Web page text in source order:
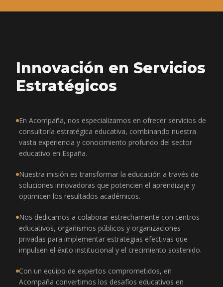
Innovación en Servicios
Estratégicos
En Acompaña, nos especializamos en ofrecer servicios de
consultoría estratégica educativa, combinando nuestra
vasta experiencia y conocimiento profundo del sector
educativo en España.
Nuestra misión es transformar la educación a través de
soluciones innovadoras que potencien el aprendizaje y
optimicen los resultados académicos.
Nos dedicamos a colaborar estrechamente con centros
educativos, organismos públicos y organizaciones
privadas para implementar estrategias efectivas que
impulsen el éxito institucional y el crecimiento sostenido.
Con un equipo de expertos comprometidos, en
Acompaña convertimos los desafíos educativos en